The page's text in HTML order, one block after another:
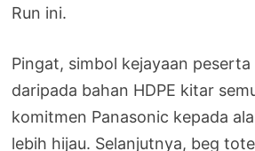
Run ini.
Pingat, simbol kejayaan peserta
daripada bahan HDPE kitar
komitmen Panasonic kepada
lebih hijau. Selanjutnya, beg